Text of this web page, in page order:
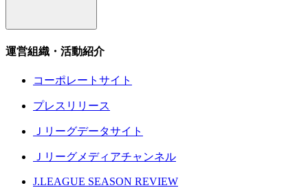
運営組織・活動紹介
コーポレートサイト
プレスリリース
Ｊリーグデータサイト
Ｊリーグメディアチャンネル
J.LEAGUE SEASON REVIEW